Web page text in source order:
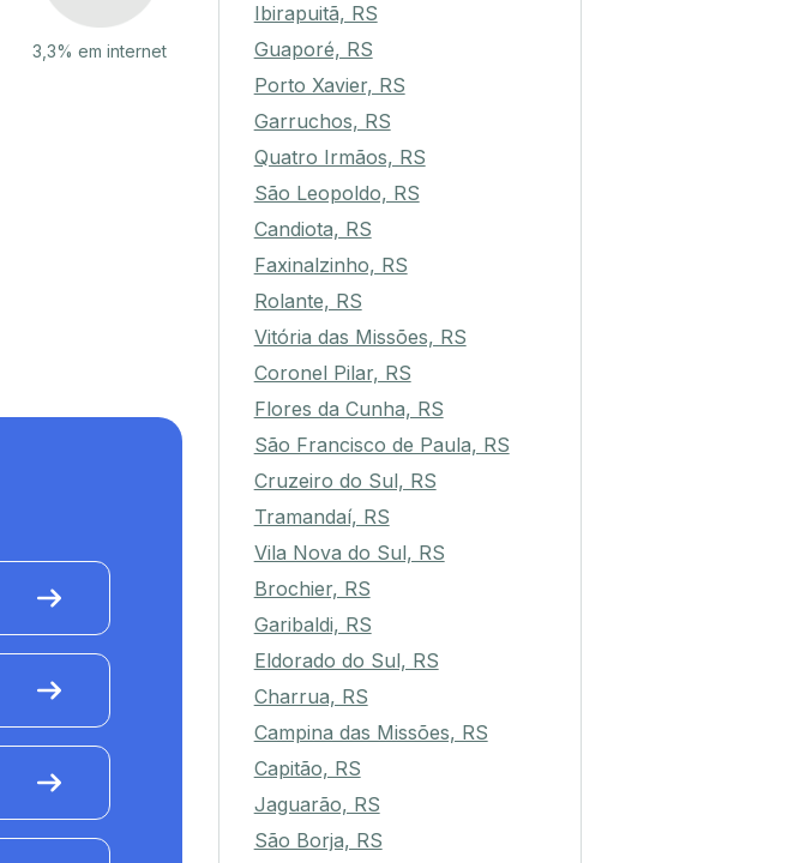
3,3% em internet
Ibirapuitã, RS
Guaporé, RS
Porto Xavier, RS
Garruchos, RS
Quatro Irmãos, RS
São Leopoldo, RS
Candiota, RS
Faxinalzinho, RS
Rolante, RS
Vitória das Missões, RS
Coronel Pilar, RS
Flores da Cunha, RS
São Francisco de Paula, RS
Cruzeiro do Sul, RS
Tramandaí, RS
Vila Nova do Sul, RS
Brochier, RS
Garibaldi, RS
Eldorado do Sul, RS
Charrua, RS
Campina das Missões, RS
Capitão, RS
Jaguarão, RS
São Borja, RS